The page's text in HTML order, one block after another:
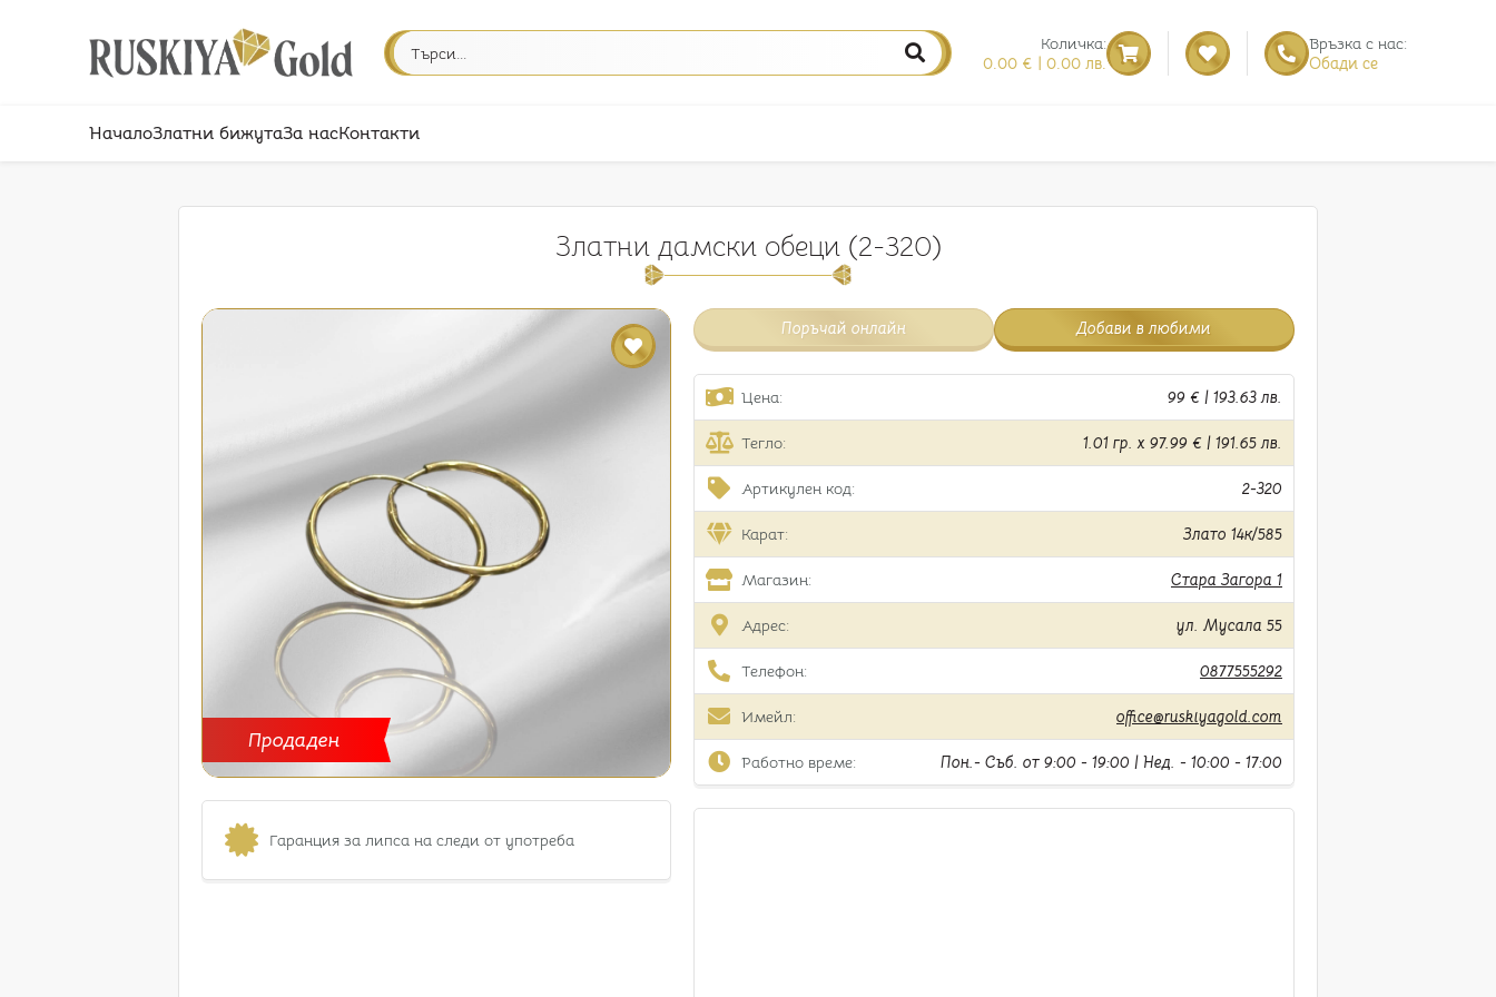
Количка:
0.00 € | 0.00 лв.
Връзка с нас:
Обади се
НачалоЗлатни бижутаЗа насКонтакти
Златни дамски обеци (2-320)
Продаден
Гаранция за липса на следи от употреба
Поръчай онлайн Добави в любими
Цена: 99 € | 193.63 лв.
Тегло: 1.01 гр. x 97.99 € | 191.65 лв.
Артикулен код: 2-320
Карат: Злато 14к/585
Магазин: Стара Загора 1
Адрес: ул. Мусала 55
Телефон: 0877555292
Имейл: office@ruskiyagold.com
Работно време: Пон.- Съб. от 9:00 - 19:00 | Нед. - 10:00 - 17:00